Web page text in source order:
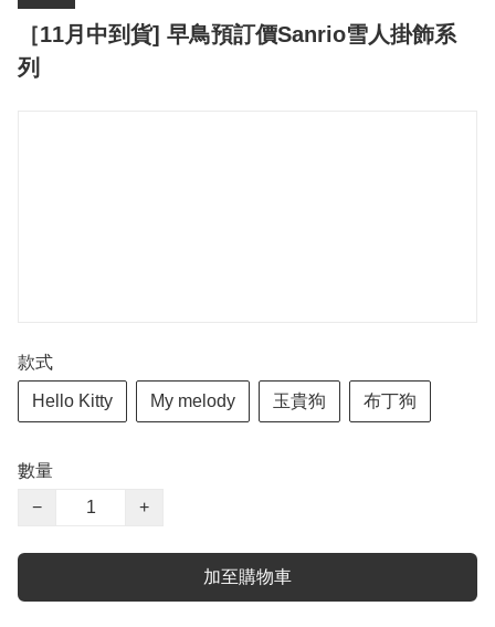
［11月中到貨] 早鳥預訂價Sanrio雪人掛飾系
列
款式
Hello Kitty My melody 玉貴狗 布丁狗
數量
−
+
加至購物車